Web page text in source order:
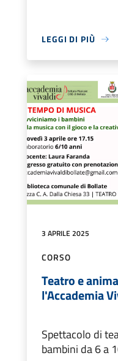
LEGGI DI PIÙ
3 APRILE 2025
CORSO
Teatro e
l'Accademia
Spettacolo di
bambini da 6 a